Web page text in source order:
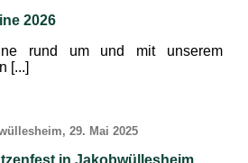
2026
rund um und mit unserem
[...]
29. Mai 2025